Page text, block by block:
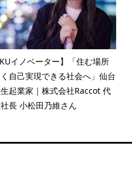
イノベーター】「住む場所
自己実現できる社会へ」仙台
起業家｜株式会社Raccot 代
長 小松田乃維さん